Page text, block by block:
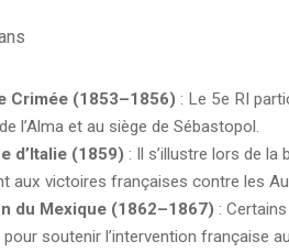
Crimée (1853–1856) : Le 5e RI
l’Alma et au siège de Sébastopol.
d’Italie (1859) : Il s’illustre lors de la
aux victoires françaises contre les
du Mexique (1862–1867) :
soutenir l’intervention française